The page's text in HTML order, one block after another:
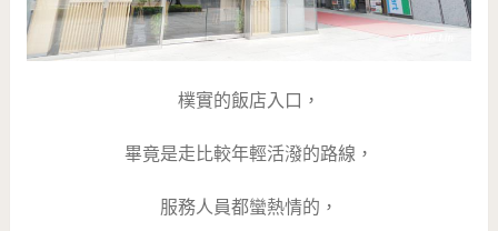
樸實的飯店入口，
畢竟是走比較年輕活潑的路線，
服務人員都蠻熱情的，